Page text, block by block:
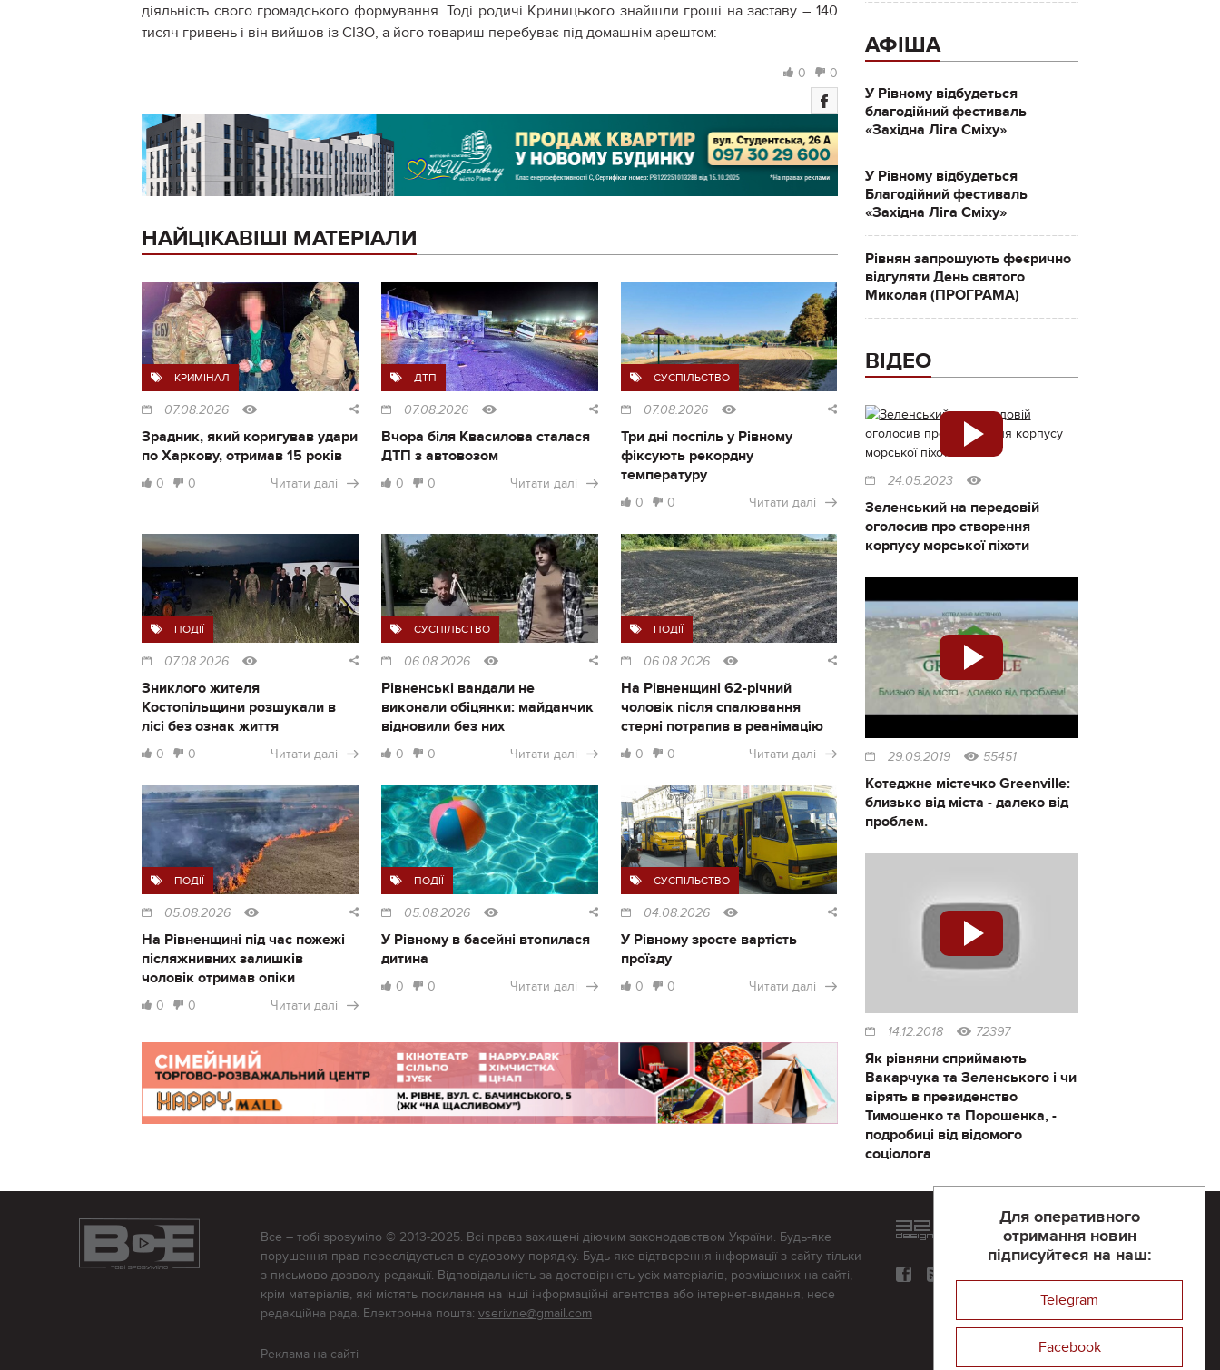
діяльність свого громадського формування. Тоді родичі Криницького знайшли гроші на заставу – 140
тисяч гривень і він вийшов із СІЗО, а його товариш перебуває під домашнім арештом:
0 0
НАЙЦІКАВІШІ МАТЕРІАЛИ
КРИМІНАЛ
07.08.2026
Зрадник, який коригував удари
по Харкову, отримав 15 років
0 0 Читати далі
ДТП
07.08.2026
Вчора біля Квасилова сталася
ДТП з автовозом
0 0 Читати далі
СУСПІЛЬСТВО
07.08.2026
Три дні поспіль у Рівному
фіксують рекордну
температуру
0 0 Читати далі
ПОДІЇ
07.08.2026
Зниклого жителя
Костопільщини розшукали в
лісі без ознак життя
0 0 Читати далі
СУСПІЛЬСТВО
06.08.2026
Рівненські вандали не
виконали обіцянки: майданчик
відновили без них
0 0 Читати далі
ПОДІЇ
06.08.2026
На Рівненщині 62-річний
чоловік після спалювання
стерні потрапив в реанімацію
0 0 Читати далі
ПОДІЇ
05.08.2026
На Рівненщині під час пожежі
післяжнивних залишків
чоловік отримав опіки
0 0 Читати далі
ПОДІЇ
05.08.2026
У Рівному в басейні втопилася
дитина
0 0 Читати далі
СУСПІЛЬСТВО
04.08.2026
У Рівному зросте вартість
проїзду
0 0 Читати далі
АФІША
У Рівному відбудеться
благодійний фестиваль
«Західна Ліга Сміху»
У Рівному відбудеться
Благодійний фестиваль
«Західна Ліга Сміху»
Рівнян запрошують феєрично
відгуляти День святого
Миколая (ПРОГРАМА)
ВІДЕО
24.05.2023
Зеленський на передовій
оголосив про створення
корпусу морської піхоти
29.09.2019 55451
Котеджне містечко Greenville:
близько від міста - далеко від
проблем.
14.12.2018 72397
Як рівняни сприймають
Вакарчука та Зеленського і чи
вірять в президенство
Тимошенко та Порошенка, -
подробиці від відомого
соціолога
Для оперативного
отримання новин
підписуйтеся на наш:
Telegram
Facebook
Все – тобі зрозуміло © 2013-2025. Всі права захищені діючим законодавством України. Будь-яке
порушення прав переслідується в судовому порядку. Будь-яке відтворення інформації з сайту тільки
з письмово дозволу редакції. Відповідальність за достовірність усіх матеріалів, розміщених на сайті,
крім матеріалів, які містять посилання на інші інформаційні агентства або інтернет-видання, несе
редакційна рада. Електронна пошта: vserivne@gmail.com
Реклама на сайті
Розроблений та підтримується
компанії 32х32